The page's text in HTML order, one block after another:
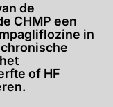
de
CHMP een
in
of HF